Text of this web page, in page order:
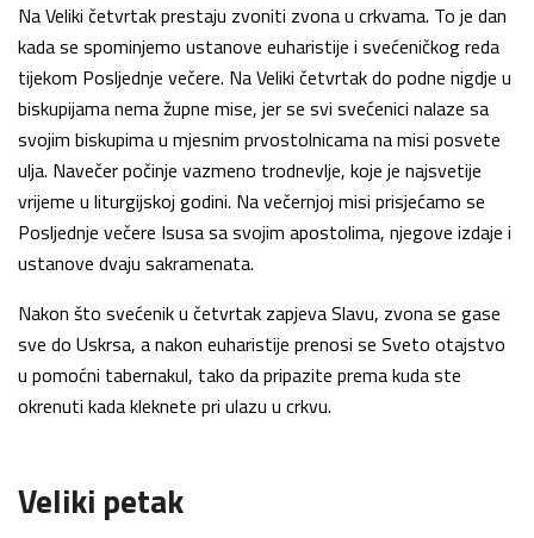
Na Veliki četvrtak prestaju zvoniti zvona u crkvama. To je dan
kada se spominjemo ustanove euharistije i svećeničkog reda
tijekom Posljednje večere. Na Veliki četvrtak do podne nigdje u
biskupijama nema župne mise, jer se svi svećenici nalaze sa
svojim biskupima u mjesnim prvostolnicama na misi posvete
ulja. Navečer počinje vazmeno trodnevlje, koje je najsvetije
vrijeme u liturgijskoj godini. Na večernjoj misi prisjećamo se
Posljednje večere Isusa sa svojim apostolima, njegove izdaje i
ustanove dvaju sakramenata.
Nakon što svećenik u četvrtak zapjeva Slavu, zvona se gase
sve do Uskrsa, a nakon euharistije prenosi se Sveto otajstvo
u pomoćni tabernakul, tako da pripazite prema kuda ste
okrenuti kada kleknete pri ulazu u crkvu.
Veliki petak